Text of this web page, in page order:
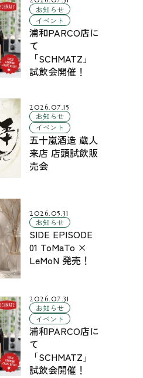
お知らせ
イベント
浦和PARCO店に
て
「SCHMATZ」
試飲会開催！
2026.07.15
お知らせ
イベント
五十嵐酒造 蔵人
来店 店頭試飲販
売会
2026.05.31
お知らせ
SIDE EPISODE
01 ToMaTo ×
LeMoN 発売！
2026.07.31
お知らせ
イベント
浦和PARCO店に
て
「SCHMATZ」
試飲会開催！